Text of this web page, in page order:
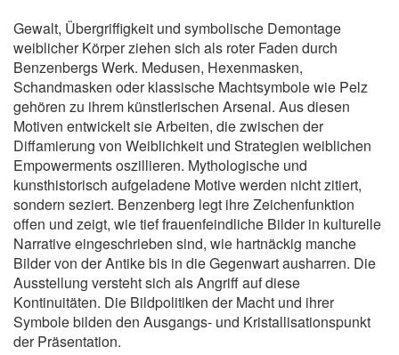
Gewalt, Übergriffigkeit und symbolische Demontage
weiblicher Körper ziehen sich als roter Faden durch
Benzenbergs Werk. Medusen, Hexenmasken,
Schandmasken oder klassische Machtsymbole wie Pelz
gehören zu ihrem künstlerischen Arsenal. Aus diesen
Motiven entwickelt sie Arbeiten, die zwischen der
Diffamierung von Weiblichkeit und Strategien weiblichen
Empowerments oszillieren. Mythologische und
kunsthistorisch aufgeladene Motive werden nicht zitiert,
sondern seziert. Benzenberg legt ihre Zeichenfunktion
offen und zeigt, wie tief frauenfeindliche Bilder in kulturelle
Narrative eingeschrieben sind, wie hartnäckig manche
Bilder von der Antike bis in die Gegenwart ausharren. Die
Ausstellung versteht sich als Angriff auf diese
Kontinuitäten. Die Bildpolitiken der Macht und ihrer
Symbole bilden den Ausgangs- und Kristallisationspunkt
der Präsentation.